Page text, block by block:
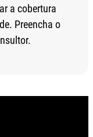
a cobertura
Preencha o